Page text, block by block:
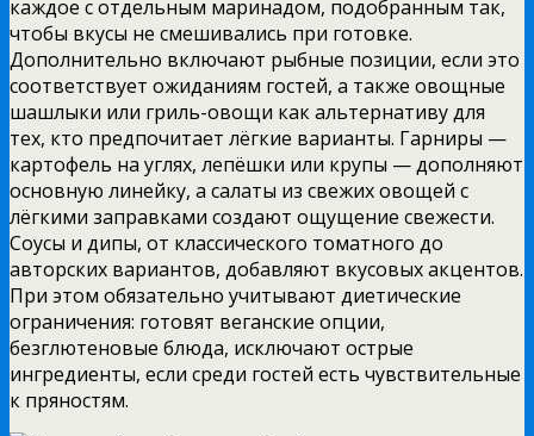
каждое с отдельным маринадом, подобранным так,
чтобы вкусы не смешивались при готовке.
Дополнительно включают рыбные позиции, если это
соответствует ожиданиям гостей, а также овощные
шашлыки или гриль-овощи как альтернативу для
тех, кто предпочитает лёгкие варианты. Гарниры —
картофель на углях, лепёшки или крупы — дополняют
основную линейку, а салаты из свежих овощей с
лёгкими заправками создают ощущение свежести.
Соусы и дипы, от классического томатного до
авторских вариантов, добавляют вкусовых акцентов.
При этом обязательно учитывают диетические
ограничения: готовят веганские опции,
безглютеновые блюда, исключают острые
ингредиенты, если среди гостей есть чувствительные
к пряностям.